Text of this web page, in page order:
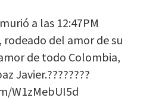
a las 12:47PM
del amor de su
de todo Colombia,
Javier.????️????
W1zMebUI5d